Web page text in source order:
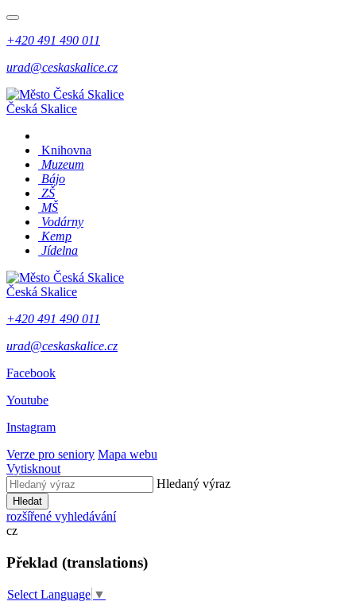
+420 491 490 011
urad@ceskaskalice.cz
Česká Skalice
Knihovna
Muzeum
Bájo
ZŠ
MŠ
Vodárny
Kemp
Jídelna
Česká Skalice
+420 491 490 011
urad@ceskaskalice.cz
Facebook
Youtube
Instagram
Verze pro seniory Mapa webu
Vytisknout
Hledaný výraz
Hledat
rozšířené vyhledávání
cz
Překlad (translations)
Select Language ▼